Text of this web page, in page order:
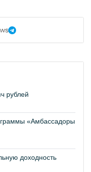
рублей
«Амбассадоры
доходность